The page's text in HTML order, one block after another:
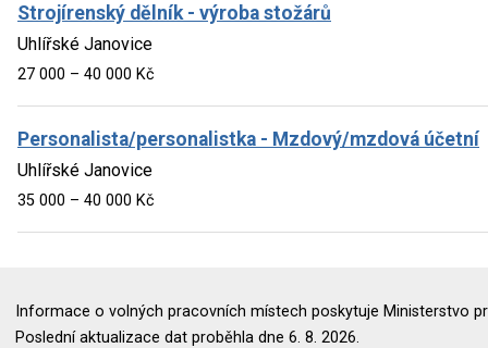
Strojírenský dělník - výroba stožárů
Uhlířské Janovice
27 000 – 40 000 Kč
Personalista/personalistka - Mzdový/mzdová účetní
Uhlířské Janovice
35 000 – 40 000 Kč
Informace o volných pracovních místech poskytuje Ministerstvo
Poslední aktualizace dat proběhla dne 6. 8. 2026.